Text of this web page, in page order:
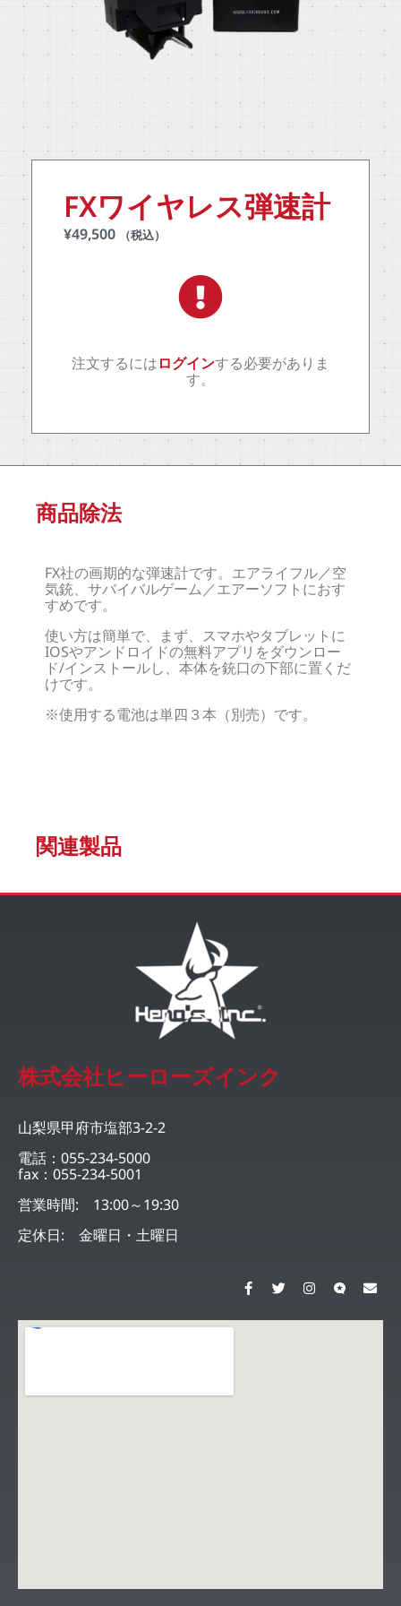
FXワイヤレス弾速計
¥49,500 （税込）
注文するにはログインする必要がありま
す。
商品除法
FX社の画期的な弾速計です。エアライフル／空
気銃、サバイバルゲーム／エアーソフトにおす
すめです。
使い方は簡単で、まず、スマホやタブレットに
IOSやアンドロイドの無料アプリをダウンロー
ド/インストールし、本体を銃口の下部に置くだ
けです。
※使用する電池は単四３本（別売）です。
関連製品
株式会社ヒーローズインク
山梨県甲府市塩部3-2-2
電話：055-234-5000
fax：055-234-5001
営業時間: 13:00～19:30
定休日: 金曜日・土曜日